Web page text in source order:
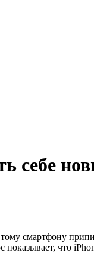
себе
смартфону
что